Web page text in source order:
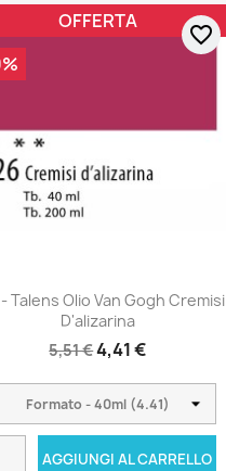
Talens Olio Van Gogh Cremisi
D'alizarina
5,51 €4,41 €
AGGIUNGI AL CARRELLO
OFFERTA
favorite_border